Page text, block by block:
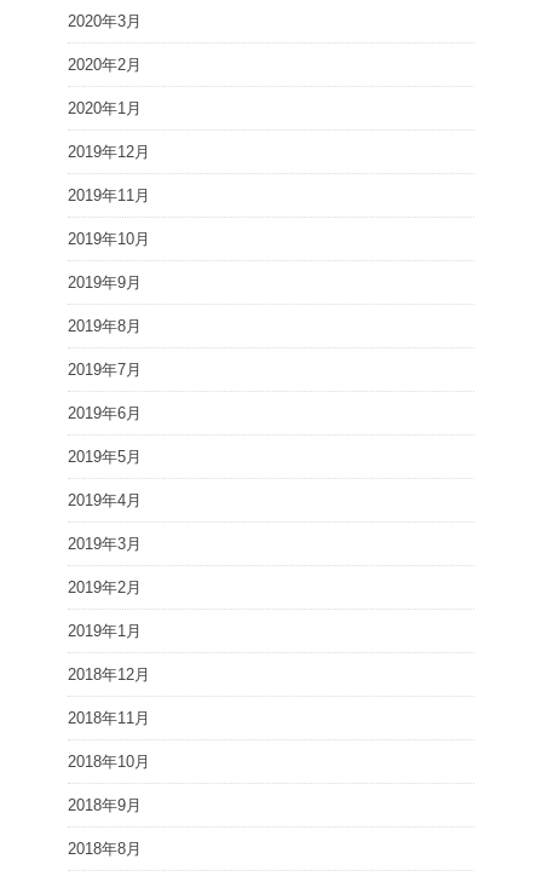
2020年3月
2020年2月
2020年1月
2019年12月
2019年11月
2019年10月
2019年9月
2019年8月
2019年7月
2019年6月
2019年5月
2019年4月
2019年3月
2019年2月
2019年1月
2018年12月
2018年11月
2018年10月
2018年9月
2018年8月